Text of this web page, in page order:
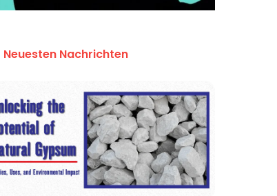
Neuesten Nachrichten